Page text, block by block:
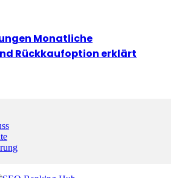
Monatliche
Rückkaufoption erklärt